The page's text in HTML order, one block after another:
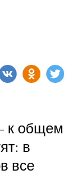
к общем
в
все